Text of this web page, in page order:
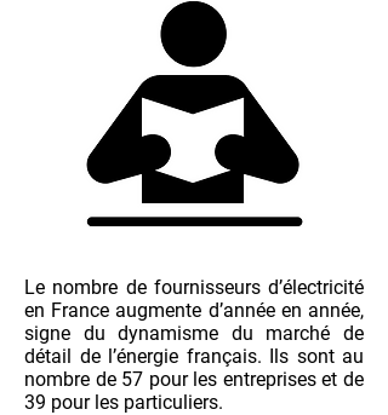
Le nombre de fournisseurs d’électricité
en France augmente d’année en année,
signe du dynamisme du marché de
détail de l’énergie français. Ils sont au
nombre de 57 pour les entreprises et de
39 pour les particuliers.